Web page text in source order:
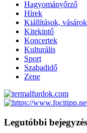
Hagyományőrző
Hírek
Kiállítások, vásárok
Kitekintő
Koncertek
Kulturális
Sport
Szabadidő
Zene
Legutóbbi